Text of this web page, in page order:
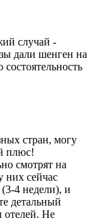
случай -
дали шенген на
стран, могу
плюс!
смотрят на
сейчас
4 недели), и
детальный
отелей. Не